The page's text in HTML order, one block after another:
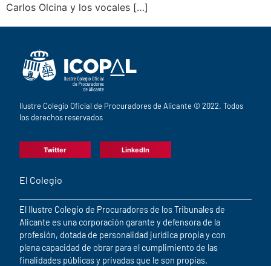
Carlos Olcina y los vocales […]
Ilustre Colegio Oficial de Procuradores de Alicante © 2022. Todos
los derechos reservados
Twitter LinkedIn
El Colegio
El Ilustre Colegio de Procuradores de los Tribunales de
Alicante es una corporación garante y defensora de la
profesión, dotada de personalidad jurídica propia y con
plena capacidad de obrar para el cumplimiento de las
finalidades públicas y privadas que le son propias.